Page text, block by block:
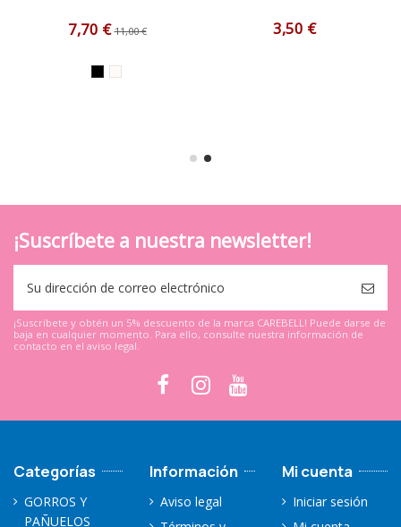
7,70 €11,00 € 3,50 €
¡Suscríbete a nuestra newsletter!
¡Suscríbete y obtén un 5% descuento de la marca CAREBELL! Puede darse de
baja en cualquier momento. Para ello, consulte nuestra información de
contacto en el aviso legal.
Categorías
GORROS Y
PAÑUELOS
Información
Aviso legal
Mi cuenta
Iniciar sesión